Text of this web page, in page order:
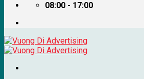
08:00 - 17:00